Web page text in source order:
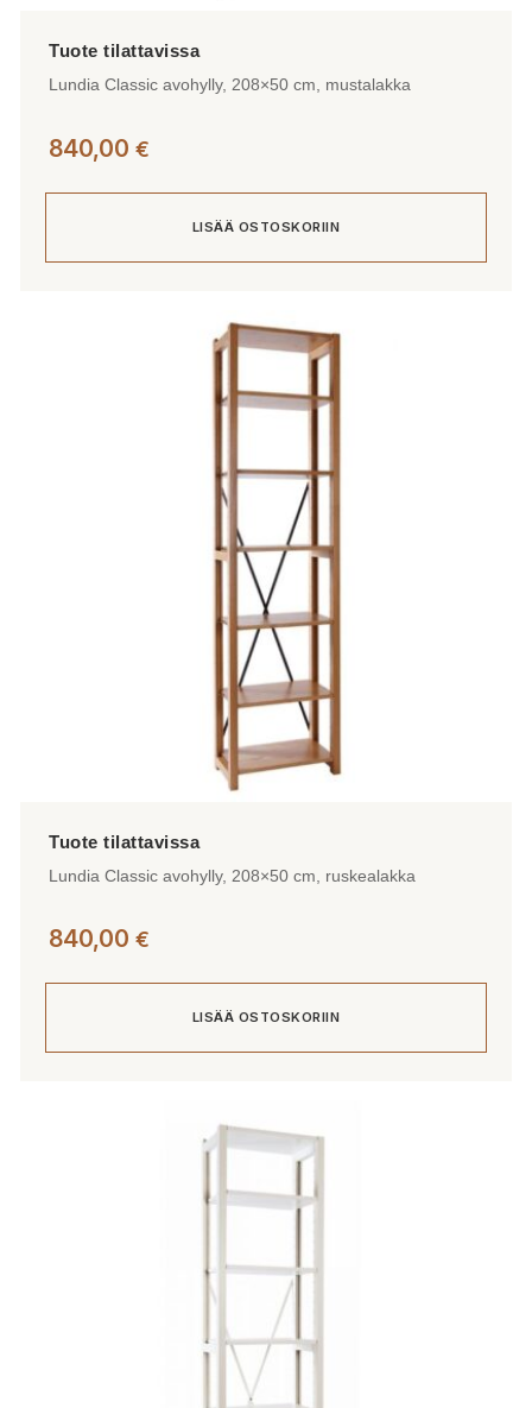
Lundia Classic avohylly, 208×50 cm, mustalakka
840,00 €
LISÄÄ OSTOSKORIIN
Lundia Classic avohylly, 208×50 cm, ruskealakka
840,00 €
LISÄÄ OSTOSKORIIN